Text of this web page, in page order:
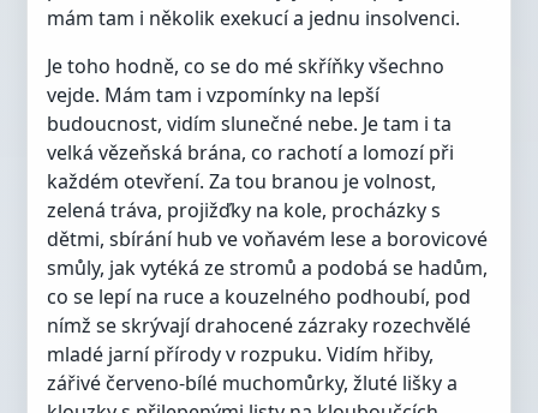
mám tam i několik exekucí a jednu insolvenci.
Je toho hodně, co se do mé skříňky všechno
vejde. Mám tam i vzpomínky na lepší
budoucnost, vidím slunečné nebe. Je tam i ta
velká vězeňská brána, co rachotí a lomozí při
každém otevření. Za tou branou je volnost,
zelená tráva, projižďky na kole, procházky s
dětmi, sbírání hub ve voňavém lese a borovicové
smůly, jak vytéká ze stromů a podobá se hadům,
co se lepí na ruce a kouzelného podhoubí, pod
nímž se skrývají drahocené zázraky rozechvělé
mladé jarní přírody v rozpuku. Vidím hřiby,
zářivé červeno-bílé muchomůrky, žluté lišky a